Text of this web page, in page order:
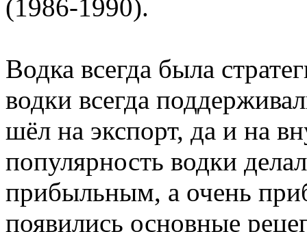
(1986-1990).
Водка всегда была
водки всегда
шёл на экспорт, да и на
популярность водки
прибыльным, а очень
появились основные